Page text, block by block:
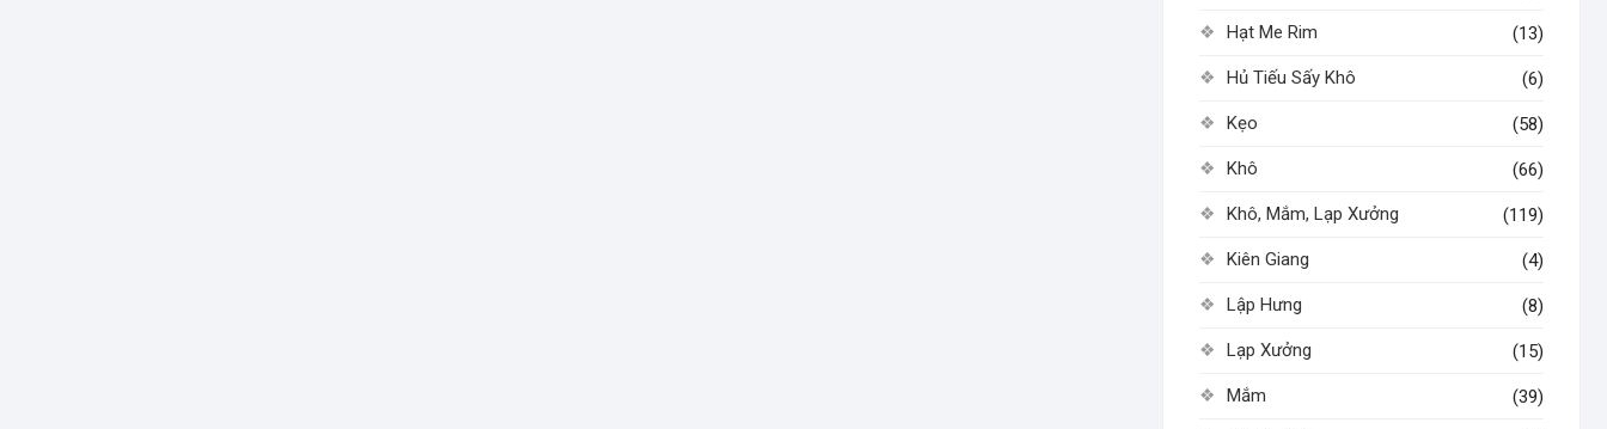
Hạt Me Rim (13)
Hủ Tiếu Sấy Khô (6)
Kẹo (58)
Khô (66)
Khô, Mắm, Lạp Xưởng (119)
Kiên Giang (4)
Lập Hưng (8)
Lạp Xưởng (15)
Mắm (39)